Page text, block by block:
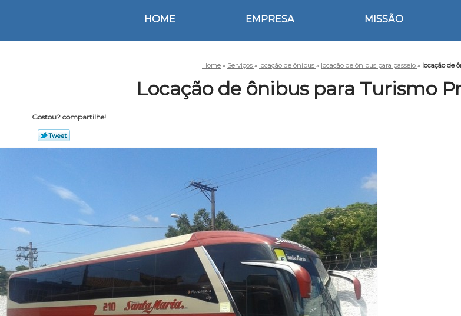
HOME EMPRESA MISSÃO
Home » Serviços » locação de ônibus » locação de ônibus para passeio » locação de
Locação de ônibus para Turismo
Gostou? compartilhe!